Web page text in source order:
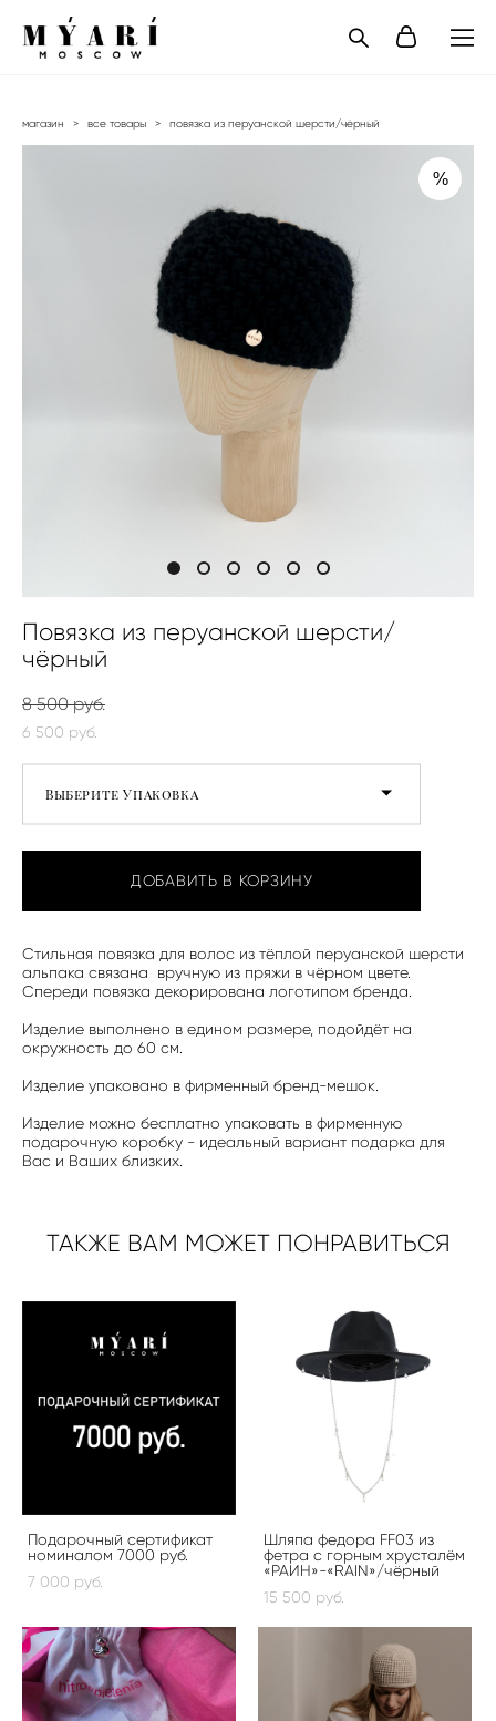
магазин > все товары > повязка из перуанской шерсти/чёрный
%
Повязка из перуанской шерсти/
чёрный
8 500 pуб.
6 500 pуб.
Выберите Упаковка
ДОБАВИТЬ В КОРЗИНУ
Стильная повязка для волос из тёплой перуанской шерсти
альпака связана вручную из пряжи в чёрном цвете.
Спереди повязка декорирована логотипом бренда.
Изделие выполнено в едином размере, подойдёт на
окружность до 60 см.
Изделие упаковано в фирменный бренд-мешок.
Изделие можно бесплатно упаковать в фирменную
подарочную коробку - идеальный вариант подарка для
Вас и Ваших близких.
ТАКЖЕ ВАМ МОЖЕТ ПОНРАВИТЬСЯ
Подарочный сертификат
номиналом 7000 руб.
7 000 pуб.
Шляпа федора FF03 из
фетра с горным хрусталём
«РАИН»-«RAIN»/чёрный
15 500 pуб.